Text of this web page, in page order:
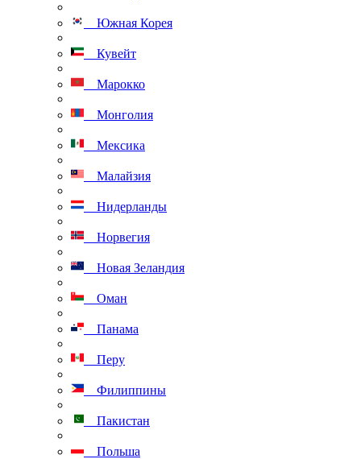
Южная Корея
Кувейт
Марокко
Монголия
Мексика
Малайзия
Нидерланды
Норвегия
Новая Зеландия
Оман
Панама
Перу
Филиппины
Пакистан
Польша